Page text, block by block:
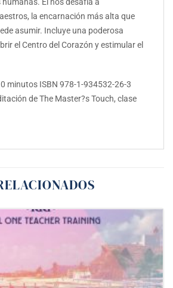
la encarnación más alta que
asumir. Incluye una poderosa
el Centro del Corazón y estimular el
minutos ISBN 978-1-934532-26-3
de The Master?s Touch, clase